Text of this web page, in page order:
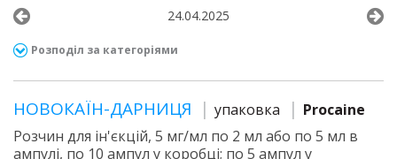
24.04.2025
Розподіл за категоріями
НОВОКАЇН-ДАРНИЦЯ упаковка
Procaine
Розчин для ін'єкцій, 5 мг/мл по 2 мл або по 5 мл в
ампулі, по 10 ампул у коробці; по 5 ампул у